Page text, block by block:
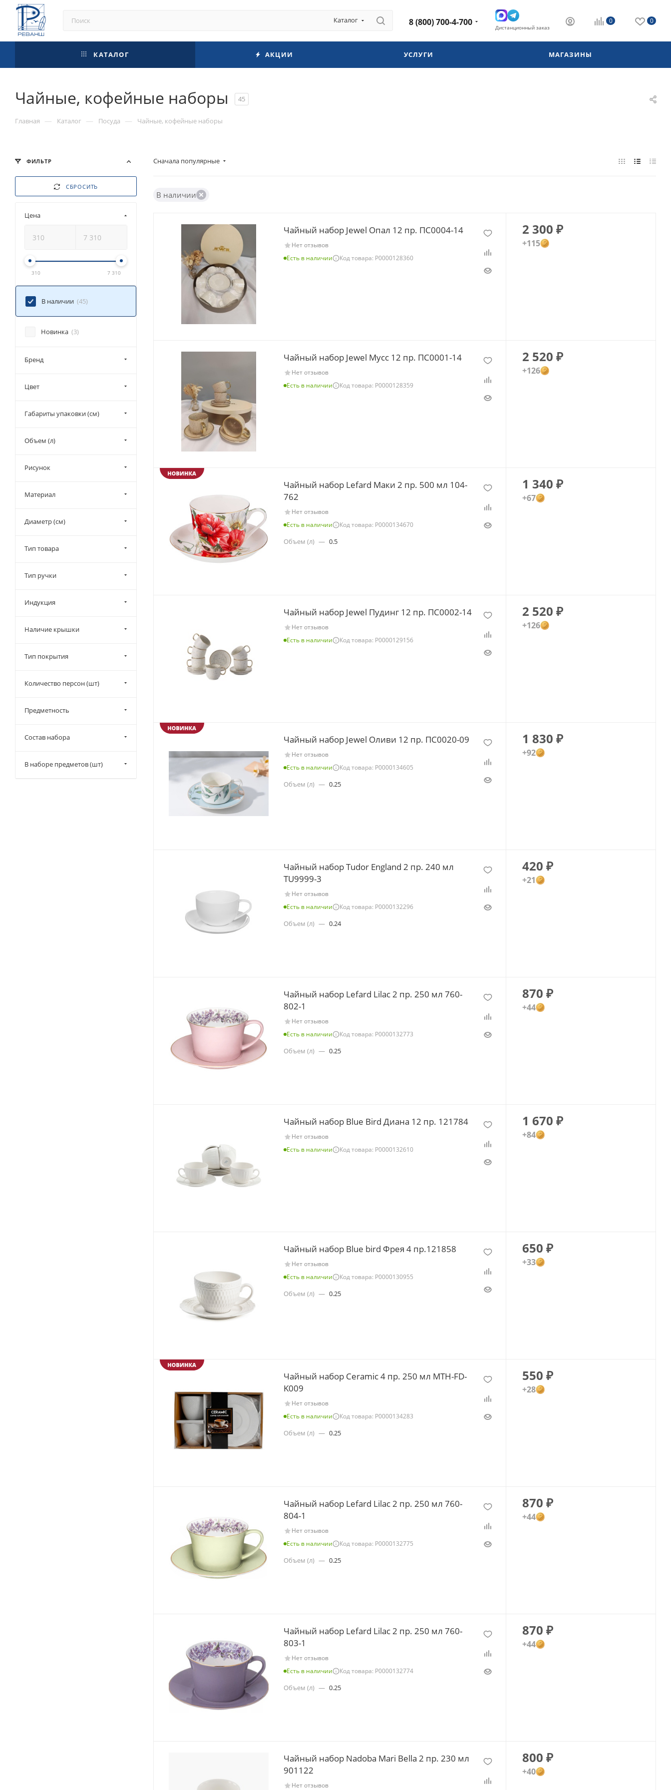
Каталог 8 (800) 700-4-700 Дистанционный заказ
0 0
КАТАЛОГ АКЦИИ УСЛУГИ МАГАЗИНЫ
Чайные, кофейные наборы 45
Главная — Каталог — Посуда — Чайные, кофейные наборы
Сначала популярные
В наличии
Чайный набор Jewel Опал 12 пр. ПС0004-14
Нет отзывов
Есть в наличии
Код товара: Р0000128360
2 300 ₽
+115
Чайный набор Jewel Мусс 12 пр. ПС0001-14
Нет отзывов
Есть в наличии
Код товара: Р0000128359
2 520 ₽
+126
Чайный набор Lefard Маки 2 пр. 500 мл 104-
762
Нет отзывов
Есть в наличии
Код товара: Р0000134670
Объем (л) — 0.5
1 340 ₽
+67
Чайный набор Jewel Пудинг 12 пр. ПС0002-14
Нет отзывов
Есть в наличии
Код товара: Р0000129156
2 520 ₽
+126
Чайный набор Jewel Оливи 12 пр. ПС0020-09
Нет отзывов
Есть в наличии
Код товара: Р0000134605
Объем (л) — 0.25
1 830 ₽
+92
Чайный набор Tudor England 2 пр. 240 мл
TU9999-3
Нет отзывов
Есть в наличии
Код товара: Р0000132296
Объем (л) — 0.24
420 ₽
+21
Чайный набор Lefard Lilac 2 пр. 250 мл 760-
802-1
Нет отзывов
Есть в наличии
Код товара: Р0000132773
Объем (л) — 0.25
870 ₽
+44
Чайный набор Blue Bird Диана 12 пр. 121784
Нет отзывов
Есть в наличии
Код товара: Р0000132610
1 670 ₽
+84
Чайный набор Blue bird Фрея 4 пр.121858
Нет отзывов
Есть в наличии
Код товара: Р0000130955
Объем (л) — 0.25
650 ₽
+33
Чайный набор Ceramic 4 пр. 250 мл MTH-FD-
K009
Нет отзывов
Есть в наличии
Код товара: Р0000134283
Объем (л) — 0.25
550 ₽
+28
Чайный набор Lefard Lilac 2 пр. 250 мл 760-
804-1
Нет отзывов
Есть в наличии
Код товара: Р0000132775
Объем (л) — 0.25
870 ₽
+44
Чайный набор Lefard Lilac 2 пр. 250 мл 760-
803-1
Нет отзывов
Есть в наличии
Код товара: Р0000132774
Объем (л) — 0.25
870 ₽
+44
Чайный набор Nadoba Mari Bella 2 пр. 230 мл
901122
Нет отзывов
800 ₽
+40
ФИЛЬТР
СБРОСИТЬ
Цена
310 7 310
В наличии (45)
Новинка (3)
Бренд
Цвет
Габариты упаковки (см)
Объем (л)
Рисунок
Материал
Диаметр (см)
Тип товара
Тип ручки
Индукция
Наличие крышки
Тип покрытия
Количество персон (шт)
Предметность
Состав набора
В наборе предметов (шт)